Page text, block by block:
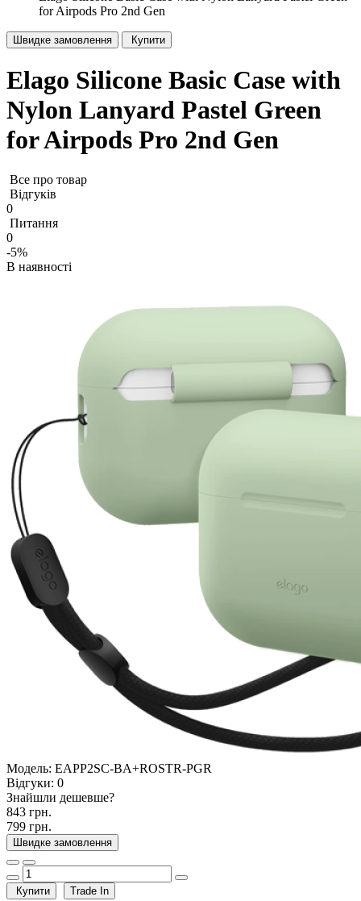
for Airpods Pro 2nd Gen
Швидке замовлення Купити
Elago Silicone Basic Case with
Nylon Lanyard Pastel Green
for Airpods Pro 2nd Gen
Все про товар
Відгуків
0
Питання
0
-5%
В наявності
Модель: EAPP2SC-BA+ROSTR-PGR
Відгуки: 0
Знайшли дешевше?
843 грн.
799 грн.
Швидке замовлення
Купити Trade In